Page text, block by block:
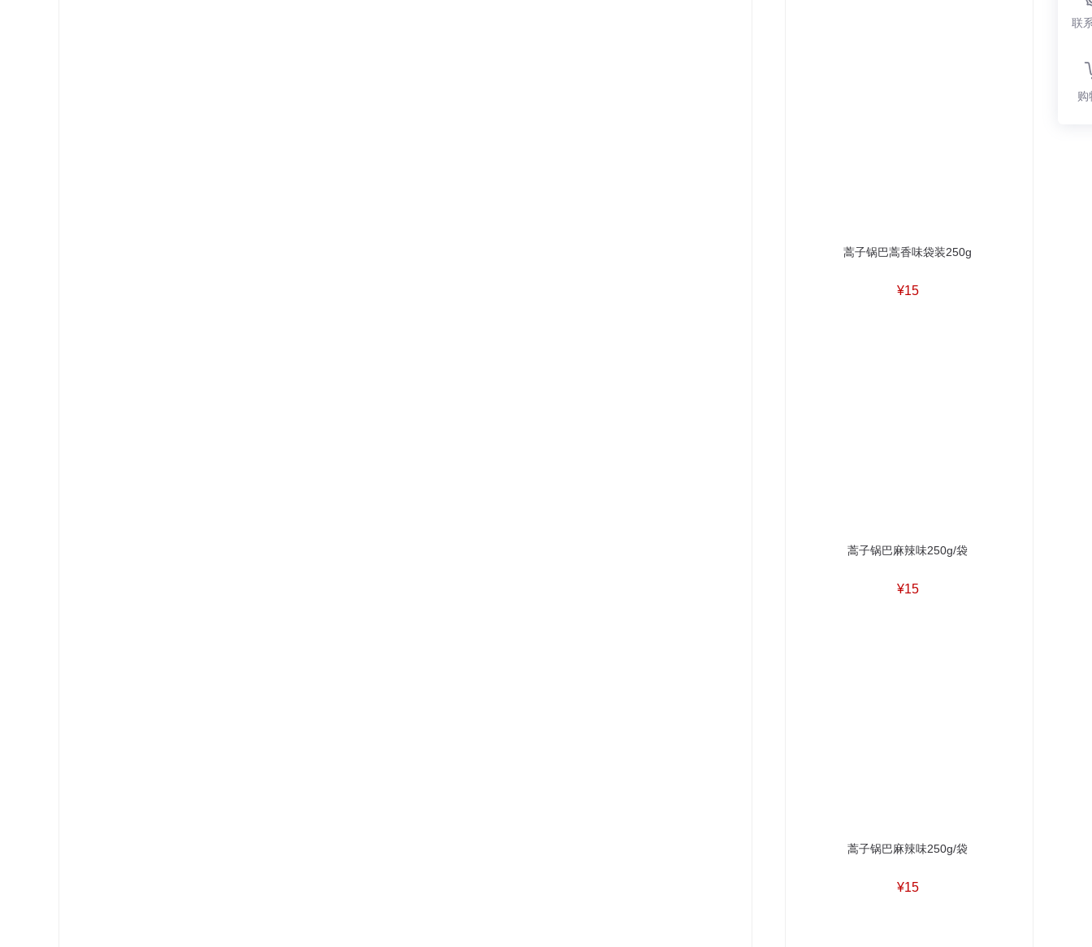
蒿子锅巴蒿香味袋装250g
¥15
蒿子锅巴麻辣味250g/袋
¥15
蒿子锅巴麻辣味250g/袋
¥15
联
购